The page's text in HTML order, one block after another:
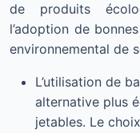
de produits
l’adoption de
environnemental de
L’utilisation de
alternative plus
jetables. Le